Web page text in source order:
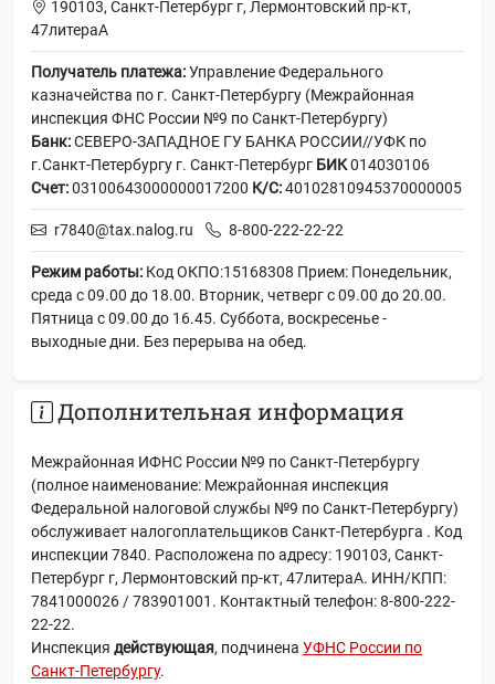
190103, Санкт-Петербург г, Лермонтовский пр-кт,
47литераА
Получатель платежа:Управление Федерального
казначейства по г. Санкт-Петербургу (Межрайонная
инспекция ФНС России №9 по Санкт-Петербургу)
Банк:СЕВЕРО-ЗАПАДНОЕ ГУ БАНКА РОССИИ//УФК по
г.Санкт-Петербургу г. Санкт-Петербург БИК014030106
Счет:03100643000000017200 К/С:40102810945370000005
r7840@tax.nalog.ru 8-800-222-22-22
Режим работы: Код ОКПО:15168308 Прием: Понедельник,
среда с 09.00 до 18.00. Вторник, четверг с 09.00 до 20.00.
Пятница с 09.00 до 16.45. Суббота, воскресенье -
выходные дни. Без перерыва на обед.
Дополнительная информация
Межрайонная ИФНС России №9 по Санкт-Петербургу
(полное наименование: Межрайонная инспекция
Федеральной налоговой службы №9 по Санкт-Петербургу)
обслуживает налогоплательщиков Санкт-Петербурга . Код
инспекции 7840. Расположена по адресу: 190103, Санкт-
Петербург г, Лермонтовский пр-кт, 47литераА. ИНН/КПП:
7841000026 / 783901001. Контактный телефон: 8-800-222-
22-22.
Инспекция действующая, подчинена УФНС России по
Санкт-Петербургу.